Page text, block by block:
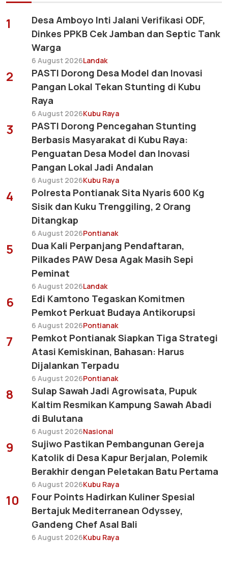
1
Desa Amboyo Inti Jalani Verifikasi ODF,
Dinkes PPKB Cek Jamban dan Septic Tank
Warga
6 August 2026Landak
2
PASTI Dorong Desa Model dan Inovasi
Pangan Lokal Tekan Stunting di Kubu
Raya
6 August 2026Kubu Raya
3
PASTI Dorong Pencegahan Stunting
Berbasis Masyarakat di Kubu Raya:
Penguatan Desa Model dan Inovasi
Pangan Lokal Jadi Andalan
6 August 2026Kubu Raya
4
Polresta Pontianak Sita Nyaris 600 Kg
Sisik dan Kuku Trenggiling, 2 Orang
Ditangkap
6 August 2026Pontianak
5
Dua Kali Perpanjang Pendaftaran,
Pilkades PAW Desa Agak Masih Sepi
Peminat
6 August 2026Landak
6
Edi Kamtono Tegaskan Komitmen
Pemkot Perkuat Budaya Antikorupsi
6 August 2026Pontianak
7
Pemkot Pontianak Siapkan Tiga Strategi
Atasi Kemiskinan, Bahasan: Harus
Dijalankan Terpadu
6 August 2026Pontianak
8
Sulap Sawah Jadi Agrowisata, Pupuk
Kaltim Resmikan Kampung Sawah Abadi
di Bulutana
6 August 2026Nasional
9
Sujiwo Pastikan Pembangunan Gereja
Katolik di Desa Kapur Berjalan, Polemik
Berakhir dengan Peletakan Batu Pertama
6 August 2026Kubu Raya
10
Four Points Hadirkan Kuliner Spesial
Bertajuk Mediterranean Odyssey,
Gandeng Chef Asal Bali
6 August 2026Kubu Raya